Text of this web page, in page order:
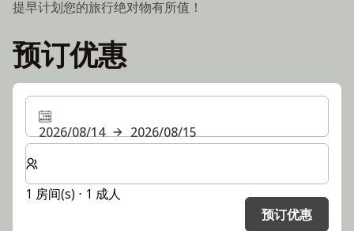
提早计划您的旅行绝对物有所值！
预订优惠
2026/08/14
2026/08/15
选择房间数和入住人数
1 房间(s) ⋅ 1 成人
预订优惠